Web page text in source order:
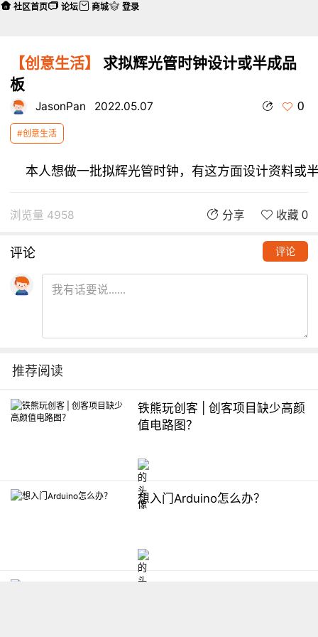
【创意生活】
求拟辉光管时钟设计或半成品
板
JasonPan 2022.05.07 0
#创意生活
浏览量 4958 分享 收藏 0
评论 评论
推荐阅读
铁熊玩创客 | 创客项目缺少高颜
值电路图？
想入门Arduino怎么办？
社区首页 论坛 商城 登录